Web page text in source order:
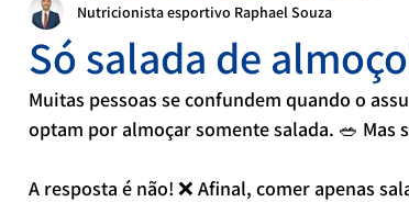
Só salada de
Nutricionista esportivo Raphael Souza
Muitas pessoas se confundem quando o
optam por almoçar somente salada. 🥗 Mas
A resposta é não! ❌ Afinal, comer apenas